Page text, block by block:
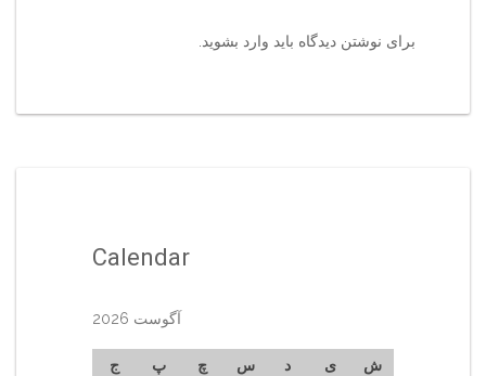
برای نوشتن دیدگاه باید وارد بشوید
Calendar
آگوست 2026
ش ی د س چ پ
ج